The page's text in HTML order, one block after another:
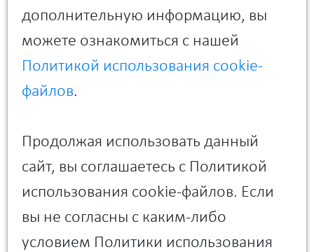
Прикрепить файл
дополнительную информацию, вы
можете ознакомиться с нашей
Политикой использования cookie-
файлов.
Продолжая использовать данный
сайт, вы соглашаетесь с Политикой
использования cookie-файлов. Если
вы не согласны с каким-либо
условием Политики использования